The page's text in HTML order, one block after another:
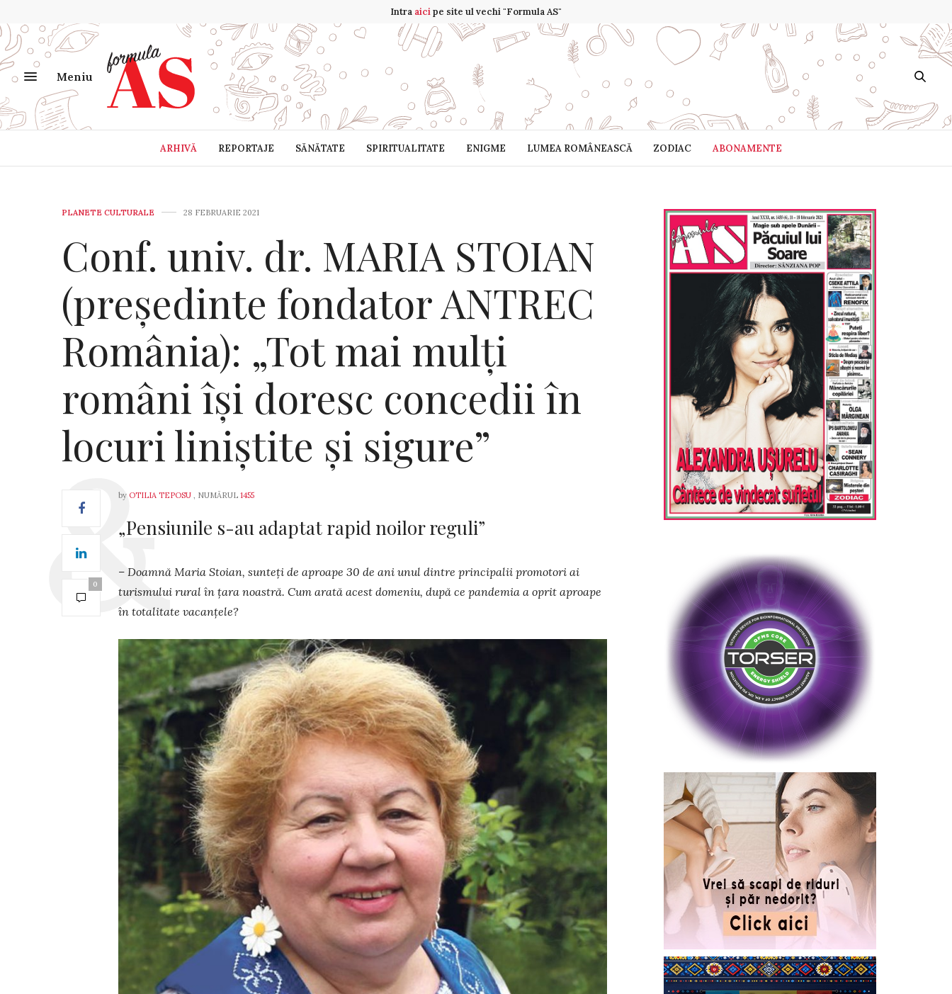
Intra aicipe site ul vechi "Formula AS"
Meniu
ARHIVĂ REPORTAJE SĂNĂTATE SPIRITUALITATE ENIGME LUMEA ROMÂNEASCĂ ZODIAC ABONAMENTE
PLANETE CULTURALE 28 FEBRUARIE 2021
Conf. univ. dr. MARIA STOIAN
(președinte fondator ANTREC
România): „Tot mai mulți
români își doresc concedii în
locuri liniștite și sigure”
0
by OTILIA TEPOSU , NUMĂRUL 1455
„Pensiunile s-au adaptat rapid noilor reguli”
– Doamnă Maria Stoian, sunteți de aproape 30 de ani unul dintre principalii promotori ai
turis­mului rural în țara noastră. Cum arată acest do­me­niu, după ce pandemia a oprit aproape
în tota­litate vacanțele?